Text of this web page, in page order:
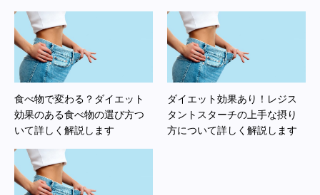
食べ物で変わる？ダイエット
効果のある食べ物の選び方つ
いて詳しく解説します
ダイエット効果あり！レジス
タントスターチの上手な摂り
方について詳しく解説します